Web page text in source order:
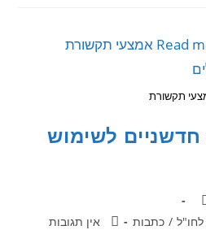
תקשורת
לשימוש
/ כתבות אין תגובות